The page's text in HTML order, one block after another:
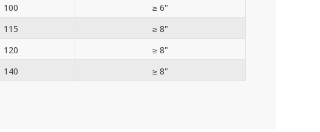
100
≥ 6"
115
≥ 8"
120
≥ 8"
140 ≥ 8"